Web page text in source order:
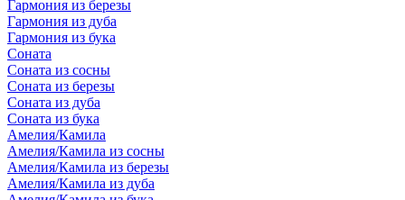
Гармония из березы
Гармония из дуба
Гармония из бука
Соната
Соната из сосны
Соната из березы
Соната из дуба
Соната из бука
Амелия/Камила
Амелия/Камила из сосны
Амелия/Камила из березы
Амелия/Камила из дуба